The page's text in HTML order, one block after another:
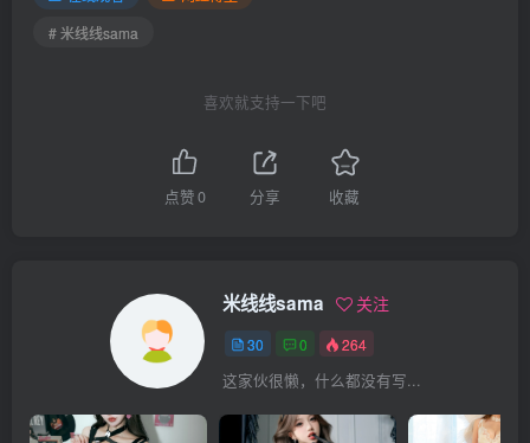
# 米线线sama
喜欢就支持一下吧
点赞0 分享 收藏
米线线sama 关注
30 0 264
这家伙很懒，什么都没有写...